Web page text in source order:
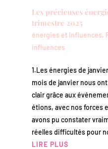
Les précieuses
trimestre 2025
énergies et influences,
influences
1.Les énergies de
mois de janvier nous
clair grâce aux
étions, avec nos forces
avons pu constater
réelles difficultés pour
LIRE PLUS